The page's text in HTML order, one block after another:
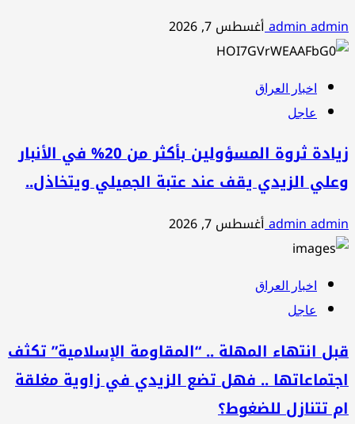
admin adminأغسطس 7, 2026
اخبار العراق
عاجل
زيادة ثروة المسؤولين بأكثر من 20% في الأنبار
وعلي الزيدي يقف عند عتبة الجميلي ويتخاذل..
admin adminأغسطس 7, 2026
اخبار العراق
عاجل
قبل انتهاء المهلة .. “المقاومة الإسلامية” تكثف
اجتماعاتها .. فهل تضع الزيدي في زاوية مغلقة
ام تتنازل للضغوط؟